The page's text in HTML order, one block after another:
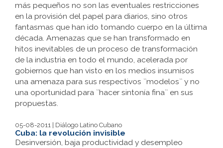
más pequeños no son las eventuales restricciones
en la provisión del papel para diarios, sino otros
fantasmas que han ido tomando cuerpo en la última
década. Amenazas que se han transformado en
hitos inevitables de un proceso de transformación
de la industria en todo el mundo, acelerada por
gobiernos que han visto en los medios insumisos
una amenaza para sus respectivos ``modelos`` y no
una oportunidad para ``hacer sintonía fina`` en sus
propuestas.
05-08-2011 | Diálogo Latino Cubano
Cuba: la revolución invisible
Desinversión, baja productividad y desempleo